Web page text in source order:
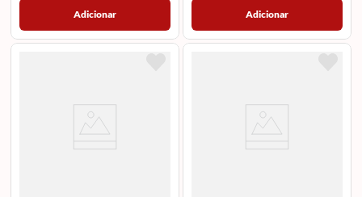
Adicionar Adicionar